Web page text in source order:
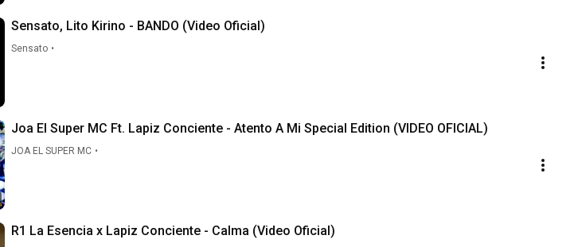
Sensato, Lito Kirino - BANDO (Video Oficial)
Sensato •
Joa El Super MC Ft. Lapiz Conciente - Atento A Mi Special Edition (VIDEO OFICIAL)
JOA EL SUPER MC •
R1 La Esencia x Lapiz Conciente - Calma (Video Oficial)